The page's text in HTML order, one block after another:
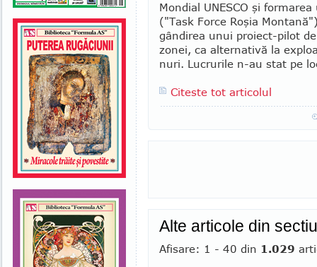
Mondial UNESCO şi
("Task Force Ro­şia
gândirea unui proiect-pilot
zonei, ca alternativă la
nuri. Lucrurile n-au stat pe
Citeste tot articolul
Alte articole din
Afisare: 1 - 40 din 1.029